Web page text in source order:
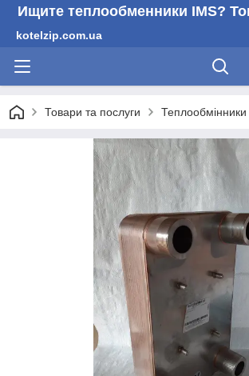
Ищите теплообменники IMS?
kotelzip.com.ua
Товари та послуги Теплообмінники